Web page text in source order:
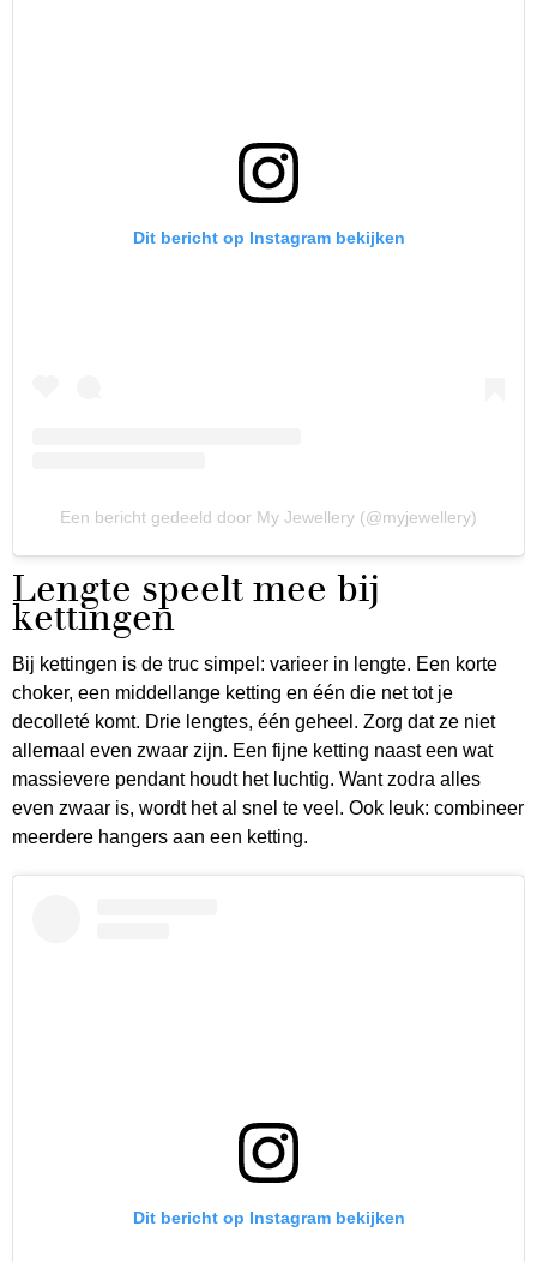
Dit bericht op Instagram bekijken
Een bericht gedeeld door My Jewellery (@myjewellery)
Lengte speelt mee bij
kettingen
Bij kettingen is de truc simpel: varieer in lengte. Een korte
choker, een middellange ketting en één die net tot je
decolleté komt. Drie lengtes, één geheel. Zorg dat ze niet
allemaal even zwaar zijn. Een fijne ketting naast een wat
massievere pendant houdt het luchtig. Want zodra alles
even zwaar is, wordt het al snel te veel. Ook leuk: combineer
meerdere hangers aan een ketting.
Dit bericht op Instagram bekijken